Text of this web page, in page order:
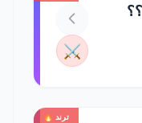
⚔️
ترند 🔥